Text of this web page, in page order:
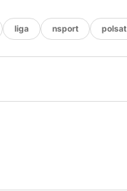
liga nsport polsat